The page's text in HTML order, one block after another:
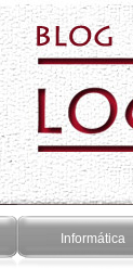
Informática